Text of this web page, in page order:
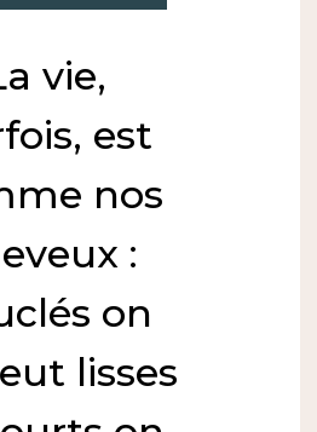
vie,
est
nos
:
on
lisses